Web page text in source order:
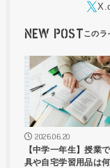
NEW POST
2026.06.20
【中学一年生】授業
具や自宅学習用品は